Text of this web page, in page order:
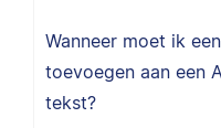
Wanneer moet ik
toevoegen aan een
tekst?